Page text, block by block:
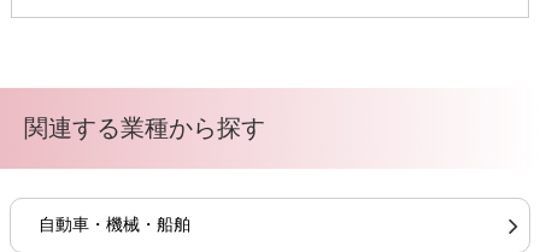
関連する業種から探す
自動車・機械・船舶